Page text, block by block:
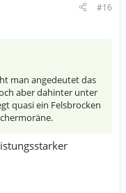
#16
man angedeutet das
aber dahinter unter
quasi ein Felsbrocken